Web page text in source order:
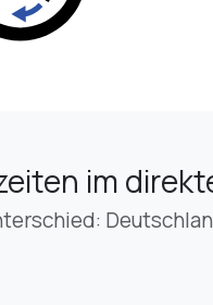
im